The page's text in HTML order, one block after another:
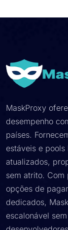
MaskProxy
desempenho
países.
estáveis ​​e
atualizados,
sem atrito.
opções de
dedicados,
escalonável